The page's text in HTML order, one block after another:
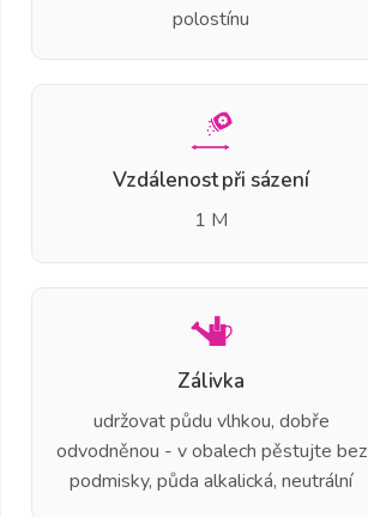
polostínu
Vzdálenost při sázení
1 M
Zálivka
udržovat půdu vlhkou, dobře
odvodněnou - v obalech pěstujte bez
podmisky, půda alkalická, neutrální